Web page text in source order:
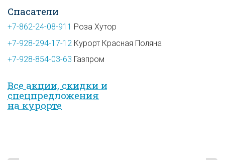
Спасатели
+7-862-24-08-911 Роза Хутор
+7-928-294-17-12 Курорт Красная Поляна
+7-928-854-03-63 Газпром
Все акции, скидки и
спец­предложе­ния
на курорте